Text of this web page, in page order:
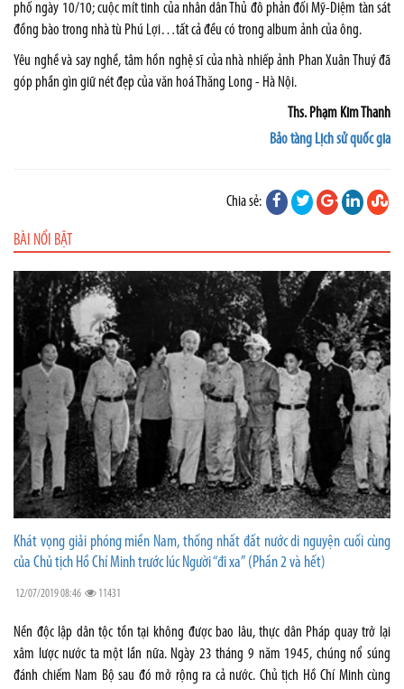
phố ngày 10/10; cuộc mít tinh của nhân dân Thủ đô phản đối Mỹ-Diệm tàn sát
đồng bào trong nhà tù Phú Lợi…tất cả đều có trong album ảnh của ông.
Yêu nghề và say nghề, tâm hồn nghệ sĩ của nhà nhiếp ảnh Phan Xuân Thuý đã
góp phần gìn giữ nét đẹp của văn hoá Thăng Long - Hà Nội.
Ths. Phạm Kim Thanh
Bảo tàng Lịch sử quốc gia
Chia sẻ:
BÀI NỔI BẬT
Khát vọng giải phóng miền Nam, thống nhất đất nước di nguyện cuối cùng
của Chủ tịch Hồ Chí Minh trước lúc Người “đi xa” (Phần 2 và hết)
12/07/2019 08:46 11431
Nền độc lập dân tộc tồn tại không được bao lâu, thực dân Pháp quay trở lại
xâm lược nước ta một lần nữa. Ngày 23 tháng 9 năm 1945, chúng nổ súng
đánh chiếm Nam Bộ sau đó mở rộng ra cả nước. Chủ tịch Hồ Chí Minh cùng